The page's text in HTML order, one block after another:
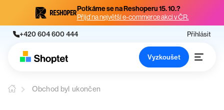
Potkáme se na Reshoperu 15. 10.?
Přijď na největší e-commerce akci v ČR.
+420 604 600 444 Přihlásit
Vyzkoušet
Obchod byl ukončen